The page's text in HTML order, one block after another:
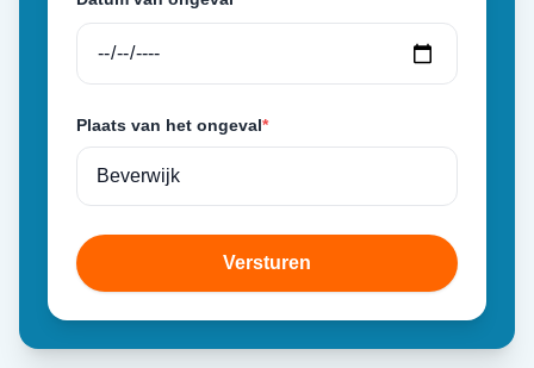
Plaats van het ongeval*
Versturen